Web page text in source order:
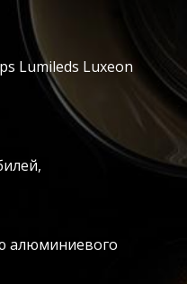
Lumileds Luxeon
алюминиевого